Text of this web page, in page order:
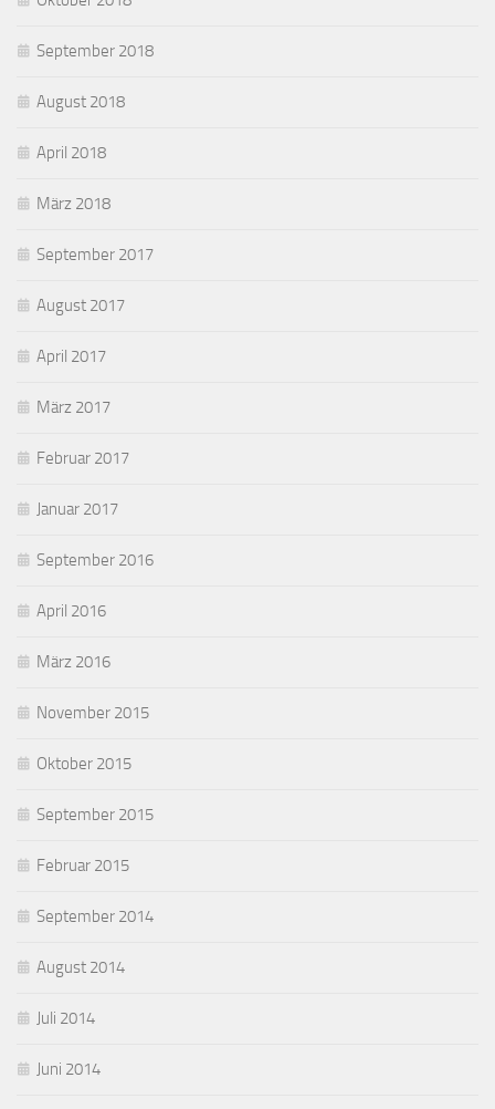
September 2018
August 2018
April 2018
März 2018
September 2017
August 2017
April 2017
März 2017
Februar 2017
Januar 2017
September 2016
April 2016
März 2016
November 2015
Oktober 2015
September 2015
Februar 2015
September 2014
August 2014
Juli 2014
Juni 2014